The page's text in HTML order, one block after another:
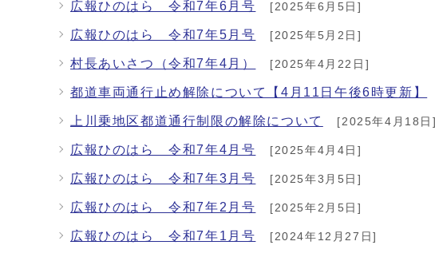
広報ひのはら 令和7年6月号 [2025年6月5日]
広報ひのはら 令和7年5月号 [2025年5月2日]
村長あいさつ（令和7年4月） [2025年4月22日]
都道車両通行止め解除について【4月11日午後6時更新】
上川乗地区都道通行制限の解除について [2025年4月18日]
広報ひのはら 令和7年4月号 [2025年4月4日]
広報ひのはら 令和7年3月号 [2025年3月5日]
広報ひのはら 令和7年2月号 [2025年2月5日]
広報ひのはら 令和7年1月号 [2024年12月27日]